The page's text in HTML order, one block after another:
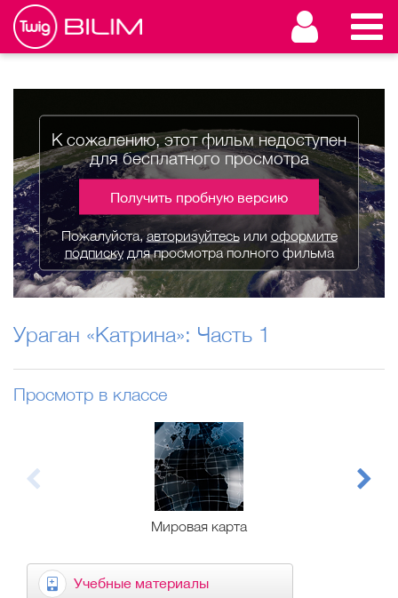
К сожалению, этот фильм недоступен
для бесплатного просмотра
Получить пробную версию
Пожалуйста,авторизуйтесьили оформите
подпискудля просмотра полного фильма
Ураган «Катрина»: Часть 1
Просмотр в классе
Мировая карта
Учебные материалы